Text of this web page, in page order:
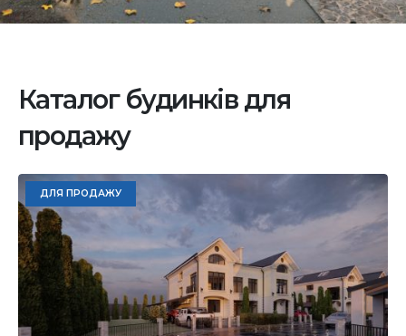
Каталог будинків для
продажу
ДЛЯ ПРОДАЖУ